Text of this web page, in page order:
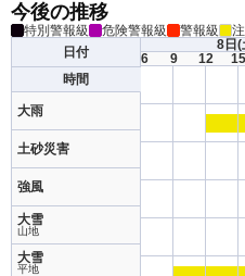
今後の推移
特別警報級 危険警報級 警報級
日付
時間
大雨
土砂災害
強風
大雪
山地
大雪
平地
8日 (
6
9 12 15